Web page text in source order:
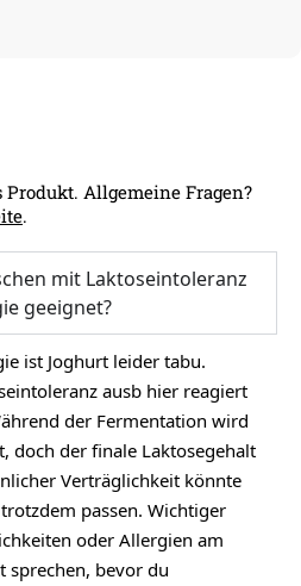
Produkt. Allgemeine Fragen?
.
mit Laktoseintoleranz
geeignet?
ist Joghurt leider tabu.
ausb hier reagiert
der Fermentation wird
doch der finale Laktosegehalt
Verträglichkeit könnte
passen. Wichtiger
oder Allergien am
sprechen, bevor du